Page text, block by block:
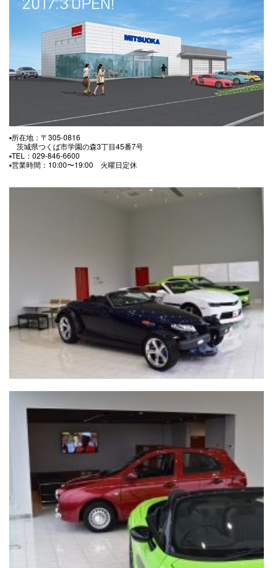
▪️所在地：〒305-0816
茨城県つくば市学園の森3丁目45番7号
▪️TEL：029-846-6600
▪️営業時間：10:00〜19:00 火曜日定休